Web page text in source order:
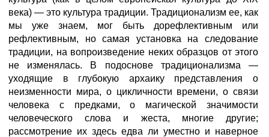
века) — это культура традиции. Традиционализм ее, как
мы уже знаем, мог быть дорефлективным или
рефлективным, но самая установка на следование
традиции, на вопроизведение неких образцов от этого
не изменялась. В подоснове традиционализма —
уходящие в глубокую архаику представления о
неизменности мира, о цикличности времени, о связи
человека с предками, о магической значимости
человеческого слова и жеста, многие другие;
рассмотрение их здесь едва ли уместно и наверное